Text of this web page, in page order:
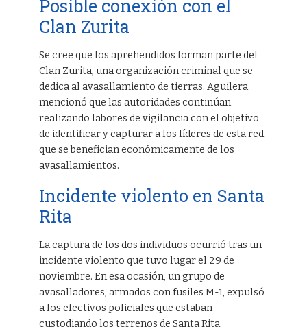
Posible conexión con el
Clan Zurita
Se cree que los aprehendidos forman parte del
Clan Zurita, una organización criminal que se
dedica al avasallamiento de tierras. Aguilera
mencionó que las autoridades continúan
realizando labores de vigilancia con el objetivo
de identificar y capturar a los líderes de esta red
que se benefician económicamente de los
avasallamientos.
Incidente violento en Santa
Rita
La captura de los dos individuos ocurrió tras un
incidente violento que tuvo lugar el 29 de
noviembre. En esa ocasión, un grupo de
avasalladores, armados con fusiles M-1, expulsó
a los efectivos policiales que estaban
custodiando los terrenos de Santa Rita.